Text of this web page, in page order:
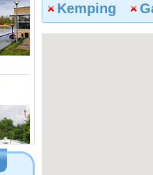
Kemping